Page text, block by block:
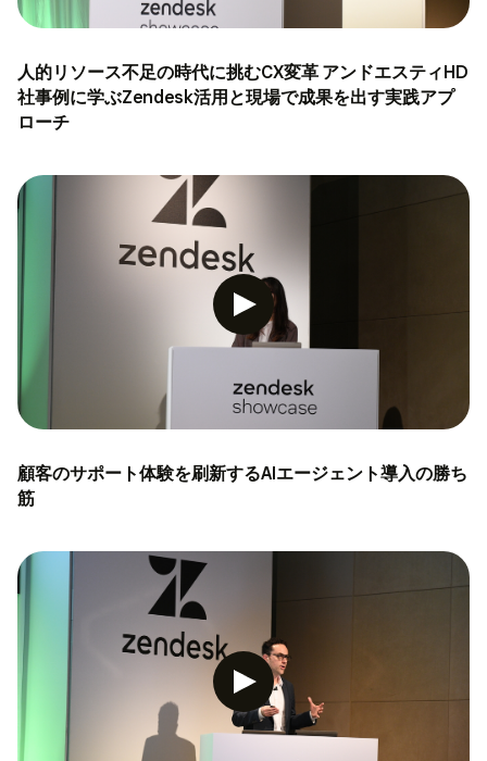
人的リソース不足の時代に挑むCX変革 アンドエスティHD
社事例に学ぶZendesk活用と現場で成果を出す実践アプ
ローチ
顧客のサポート体験を刷新するAIエージェント導入の勝ち
筋